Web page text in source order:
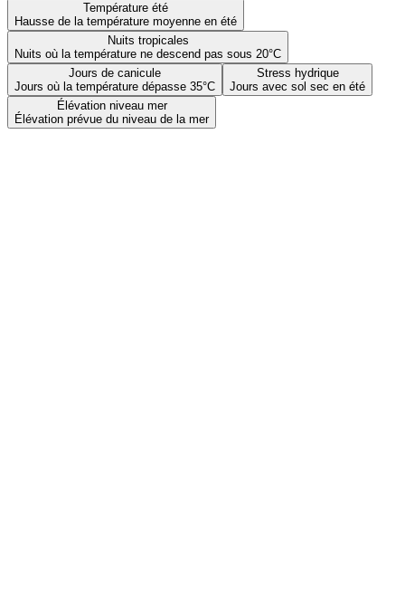
Température été
Hausse de la température moyenne en été
Nuits tropicales
Nuits où la température ne descend pas sous 20°C
Jours de canicule
Jours où la température dépasse 35°C
Stress hydrique
Jours avec sol sec en été
Élévation niveau mer
Élévation prévue du niveau de la mer